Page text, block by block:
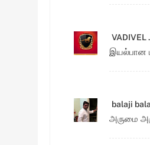
VADIVEL
இயல்பான
balaji bala
அருமை